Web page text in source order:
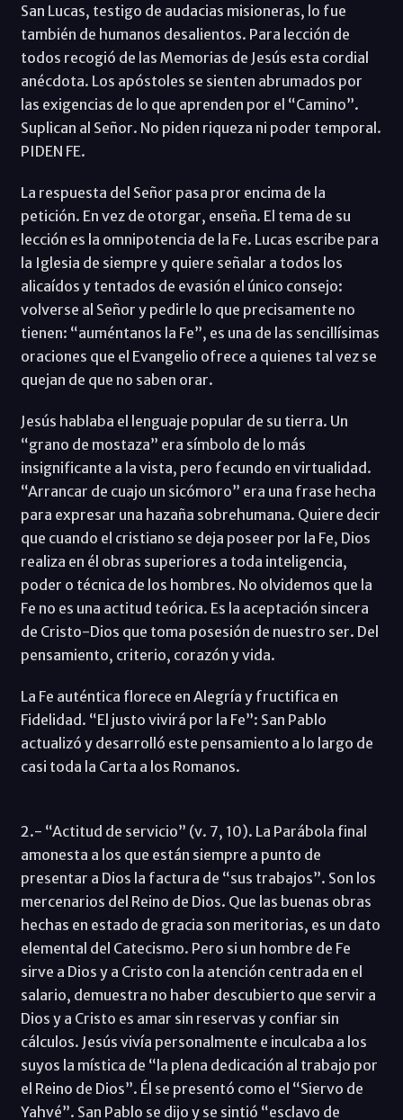
San Lucas, testigo de audacias misioneras, lo fue
también de humanos desalientos. Para lección de
todos recogió de las Memorias de Jesús esta cordial
anécdota. Los apóstoles se sienten abrumados por
las exigencias de lo que aprenden por el “Camino”.
Suplican al Señor. No piden riqueza ni poder temporal.
PIDEN FE.
La respuesta del Señor pasa pror encima de la
petición. En vez de otorgar, enseña. El tema de su
lección es la omnipotencia de la Fe. Lucas escribe para
la Iglesia de siempre y quiere señalar a todos los
alicaídos y tentados de evasión el único consejo:
volverse al Señor y pedirle lo que precisamente no
tienen: “auméntanos la Fe”, es una de las sencillísimas
oraciones que el Evangelio ofrece a quienes tal vez se
quejan de que no saben orar.
Jesús hablaba el lenguaje popular de su tierra. Un
“grano de mostaza” era símbolo de lo más
insignificante a la vista, pero fecundo en virtualidad.
“Arrancar de cuajo un sicómoro” era una frase hecha
para expresar una hazaña sobrehumana. Quiere decir
que cuando el cristiano se deja poseer por la Fe, Dios
realiza en él obras superiores a toda inteligencia,
poder o técnica de los hombres. No olvidemos que la
Fe no es una actitud teórica. Es la aceptación sincera
de Cristo-Dios que toma posesión de nuestro ser. Del
pensamiento, criterio, corazón y vida.
La Fe auténtica florece en Alegría y fructifica en
Fidelidad. “El justo vivirá por la Fe”: San Pablo
actualizó y desarrolló este pensamiento a lo largo de
casi toda la Carta a los Romanos.
2.- “Actitud de servicio” (v. 7, 10). La Parábola final
amonesta a los que están siempre a punto de
presentar a Dios la factura de “sus trabajos”. Son los
mercenarios del Reino de Dios. Que las buenas obras
hechas en estado de gracia son meritorias, es un dato
elemental del Catecismo. Pero si un hombre de Fe
sirve a Dios y a Cristo con la atención centrada en el
salario, demuestra no haber descubierto que servir a
Dios y a Cristo es amar sin reservas y confiar sin
cálculos. Jesús vivía personalmente e inculcaba a los
suyos la mística de “la plena dedicación al trabajo por
el Reino de Dios”. Él se presentó como el “Siervo de
Yahvé”. San Pablo se dijo y se sintió “esclavo de